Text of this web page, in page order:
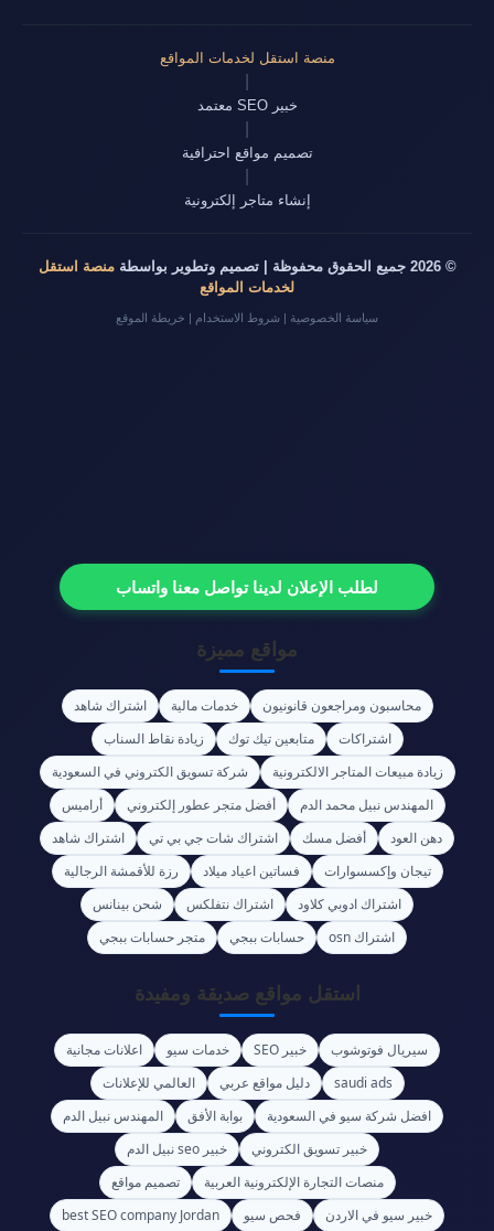
منصة استقل لخدمات المواقع
خبير SEO معتمد
تصميم مواقع احترافية
إنشاء متاجر إلكترونية
© 2026 جميع الحقوق محفوظة | تصميم وتطوير بواسطة
منصة استقل
لخدمات المواقع
سياسة الخصوصية | شروط الاستخدام | خريطة الموقع
لطلب الإعلان لدينا تواصل معنا واتساب
مواقع مميزة
محاسبون ومراجعون قانونيون خدمات مالية
اشتراك شاهد
اشتراكات
متابعين تيك توك
زيادة نقاط السناب
زيادة مبيعات المتاجر الالكترونية
شركة تسويق الكتروني في السعودية
المهندس نبيل محمد الدم
أفضل متجر عطور إلكتروني
أراميس
دهن العود
أفضل مسك اشتراك شات جي بي تي
اشتراك شاهد
تيجان وإكسسوارات
فساتين اعياد ميلاد
رزة للأقمشة الرجالية
اشتراك ادوبي كلاود
اشتراك نتفلكس
شحن بينانس
اشتراك osn
حسابات ببجي متجر حسابات ببجي
استقل مواقع صديقة ومفيدة
سيريال فوتوشوب خبير SEO خدمات سيو
اعلانات مجانية
saudi ads
دليل مواقع عربي
العالمي للإعلانات
افضل شركة سيو في السعودية
بوابة الأفق
المهندس نبيل الدم
خبير تسويق الكتروني
خبير seo نبيل الدم
منصات التجارة الإلكترونية العربية
تصميم مواقع
خبير سيو في الاردن
فحص سيو best SEO company Jordan